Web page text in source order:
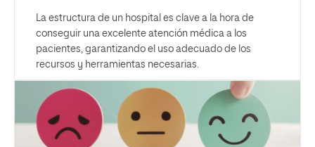
La estructura de un hospital es clave a la hora de
conseguir una excelente atención médica a los
pacientes, garantizando el uso adecuado de los
recursos y herramientas necesarias.